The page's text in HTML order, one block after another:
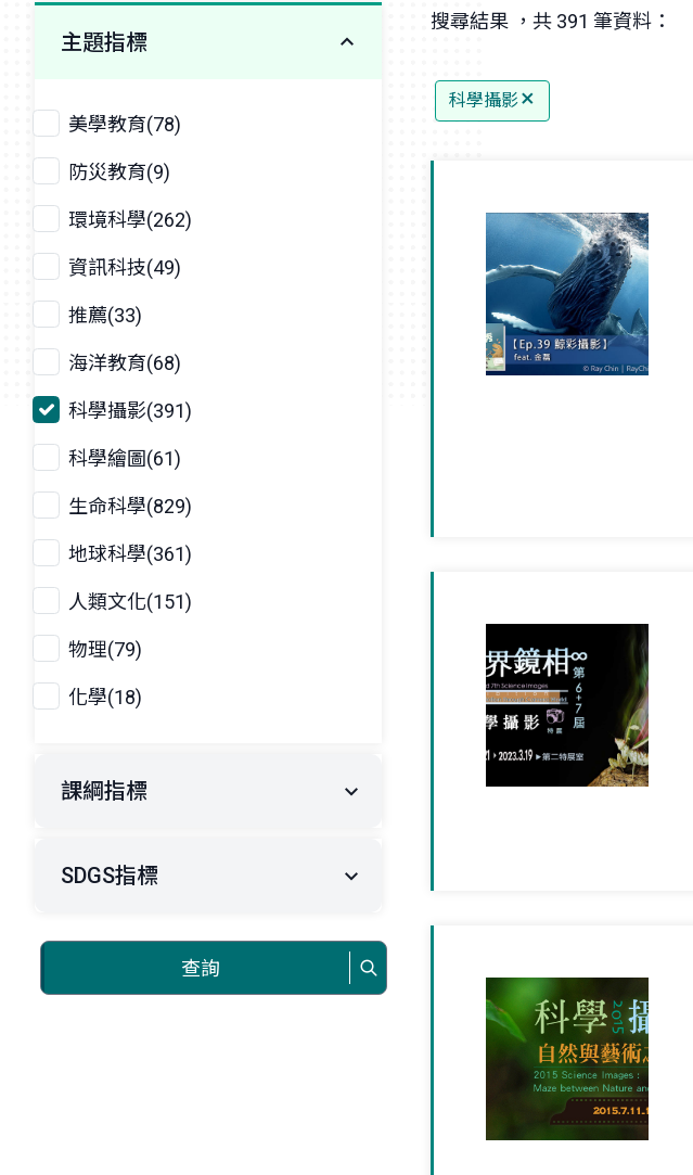
主題指標
美學教育(78)
防災教育(9)
環境科學(262)
資訊科技(49)
推薦(33)
海洋教育(68)
科學攝影(391)
科學繪圖(61)
生命科學(829)
地球科學(361)
人類文化(151)
物理(79)
化學(18)
課綱指標
SDGS指標
查詢
搜尋結果 ，共 391 筆資料：
科學攝影